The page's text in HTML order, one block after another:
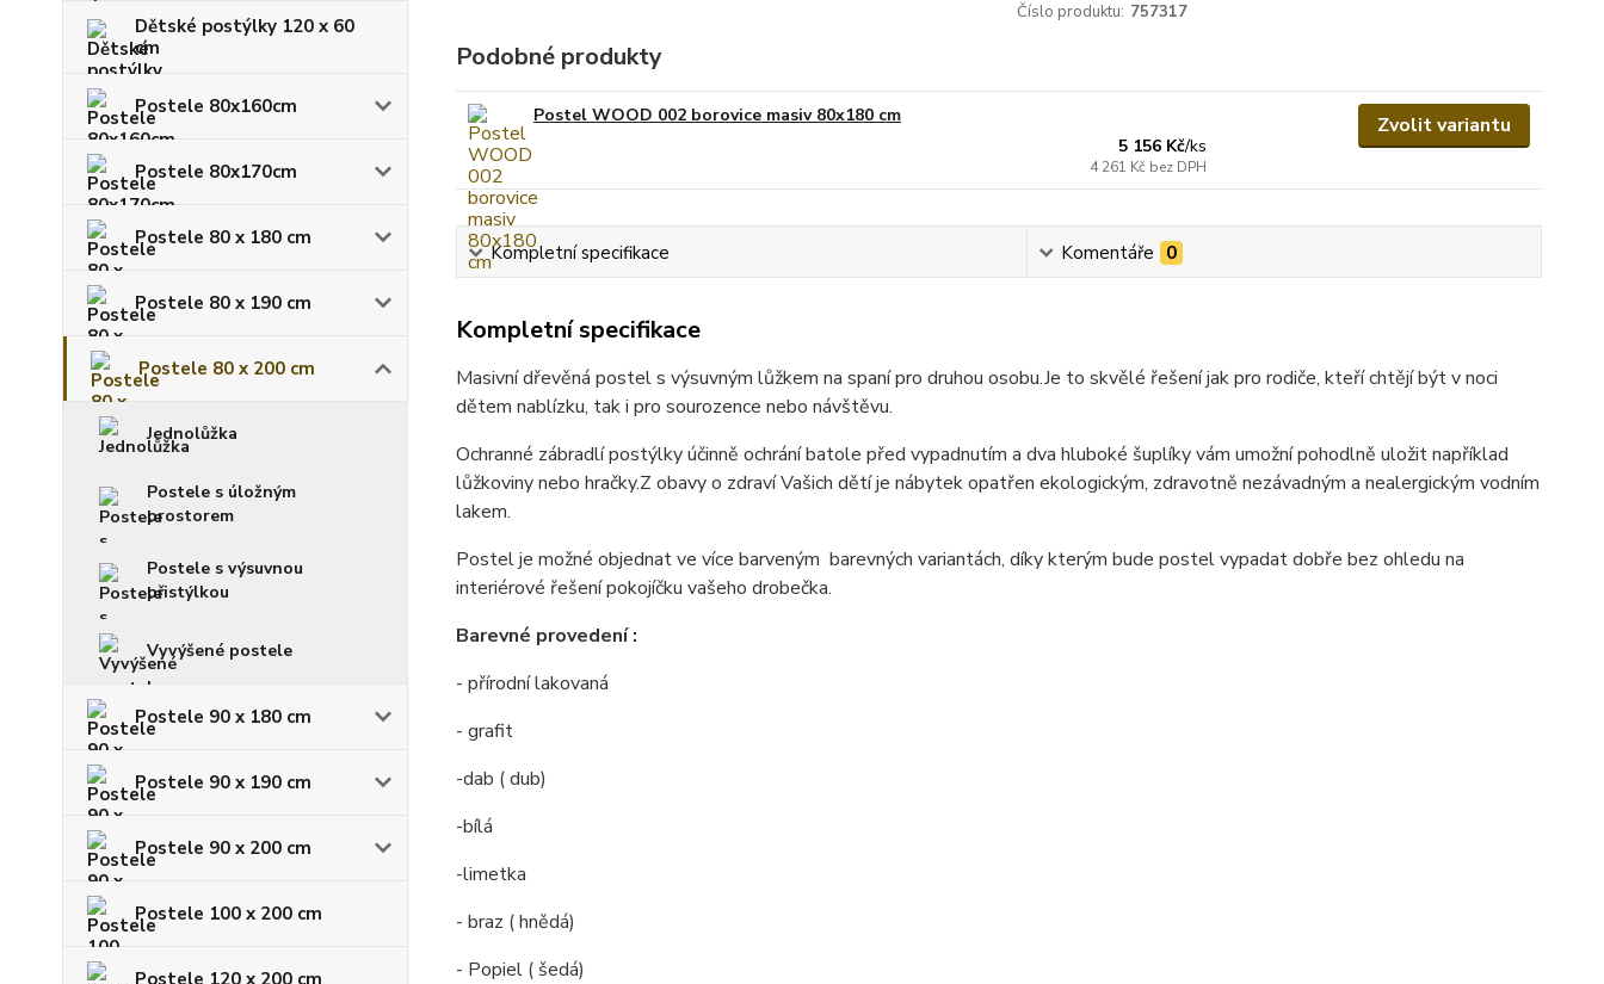
Dětské postýlky 120 x 60
cm
Postele 80x160cm
Postele 80x170cm
Postele 80 x 180 cm
Postele 80 x 190 cm
Postele 80 x 200 cm
Jednolůžka
Postele s úložným
prostorem
Postele s výsuvnou
přistýlkou
Vyvýšené postele
Postele 90 x 180 cm
Postele 90 x 190 cm
Postele 90 x 200 cm
Postele 100 x 200 cm
Postele 120 x 200 cm
Číslo produktu: 757317
Podobné produkty
Postel WOOD 002 borovice masiv 80x180 cm
5 156 Kč/ks
4 261 Kč bez DPH
Zvolit variantu
Kompletní specifikace Komentáře 0
Kompletní specifikace
Masivní dřevěná postel s výsuvným lůžkem na spaní pro druhou osobu.Je to skvělé řešení jak pro rodiče, kteří chtějí být v noci
dětem nablízku, tak i pro sourozence nebo návštěvu.
Ochranné zábradlí postýlky účinně ochrání batole před vypadnutím a dva hluboké šuplíky vám umožní pohodlně uložit například
lůžkoviny nebo hračky.Z obavy o zdraví Vašich dětí je nábytek opatřen ekologickým, zdravotně nezávadným a nealergickým vodním
lakem.
Postel je možné objednat ve více barveným barevných variantách, díky kterým bude postel vypadat dobře bez ohledu na
interiérové ​​řešení pokojíčku vašeho drobečka.
Barevné provedení :
- přírodní lakovaná
- grafit
-dab ( dub)
-bílá
-limetka
- braz ( hnědá)
- Popiel ( šedá)